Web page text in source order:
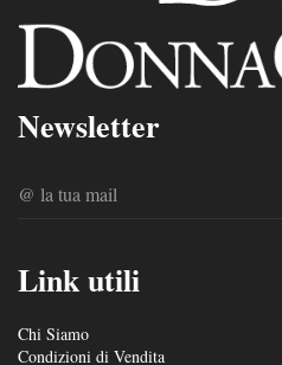
Newsletter
Link utili
Chi Siamo
Condizioni di Vendita